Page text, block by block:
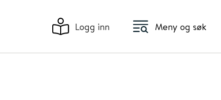
Logg inn Meny og søk